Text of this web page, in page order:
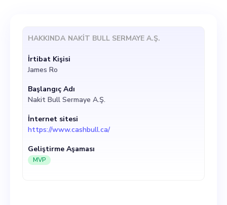
dinamik bir kurucu ortak
arayan yıkıcı bir girişim.
Misyonumuz, Kanadalıların
uygun maliyetli, şeffaf ve
hızlı borç verme çözümleriyle
acil finansal ihtiyaçları nasıl
karşıladıklarını
değiştirmektir. Potansiyel
HAKKINDA NAKIT BULL SERMAYE A.Ş.
İrtibat Kişisi
James Ro
Başlangıç Adı
Nakit Bull Sermaye A.Ş.
İnternet sitesi
https://www.cashbull.ca/
Geliştirme Aşaması
MVP